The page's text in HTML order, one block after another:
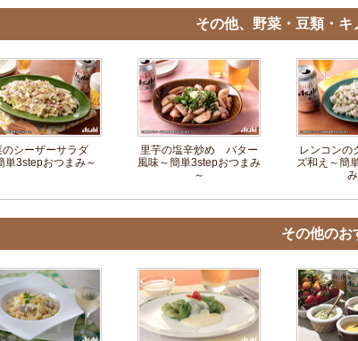
その他、野菜・豆類・
のシーザーサラダ
単3stepおつまみ～
里芋の塩辛炒め バター
風味～簡単3stepおつまみ
～
レンコンの
ズ和え～簡
その他のお